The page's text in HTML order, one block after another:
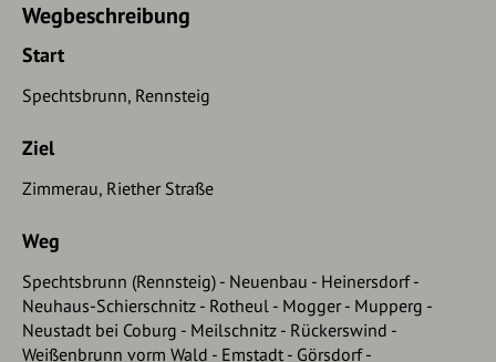
Wegbeschreibung
Start
Spechtsbrunn, Rennsteig
Ziel
Zimmerau, Riether Straße
Weg
Spechtsbrunn (Rennsteig) - Neuenbau - Heinersdorf -
Neuhaus-Schierschnitz - Rotheul - Mogger - Mupperg -
Neustadt bei Coburg - Meilschnitz - Rückerswind -
Weißenbrunn vorm Wald - Emstadt - Görsdorf -